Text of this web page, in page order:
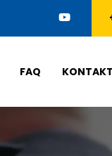
FAQ KONTAKT